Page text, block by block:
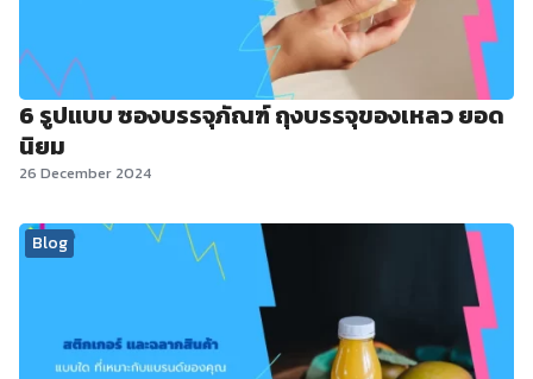
6 รูปแบบ ซองบรรจุภัณฑ์ ถุงบรรจุของเหลว ยอด
นิยม
26 December 2024
Blog